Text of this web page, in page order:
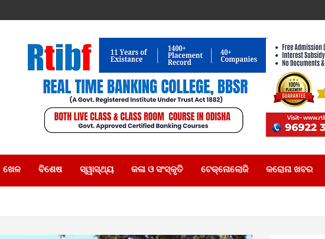
ଖେଳ ବିଶେଷ ସ୍ୱାସ୍ଥ୍ୟ କଳା ଓ ସଂସ୍କୃତି ଟେକ୍ନୋଲୋଜି କରୋନା ଖବର